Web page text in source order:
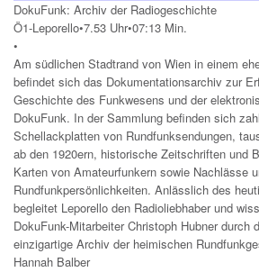
DokuFunk: Archiv der Radiogeschichte
Ö1-Leporello•7.53 Uhr•07:13 Min.
•
Am südlichen Stadtrand von Wien in einem
befindet sich das Dokumentationsarchiv zur
Geschichte des Funkwesens und der
DokuFunk. In der Sammlung befinden sich
Schellackplatten von Rundfunksendungen,
ab den 1920ern, historische Zeitschriften und
Karten von Amateurfunkern sowie Nachlässe
Rundfunkpersönlichkeiten. Anlässlich des
begleitet Leporello den Radioliebhaber und
DokuFunk-Mitarbeiter Christoph Hubner durch
einzigartige Archiv der heimischen
Hannah Balber